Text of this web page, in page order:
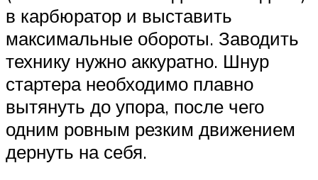
в карбюратор и выставить
максимальные обороты. Заводить
технику нужно аккуратно. Шнур
стартера необходимо плавно
вытянуть до упора, после чего
одним ровным резким движением
дернуть на себя.